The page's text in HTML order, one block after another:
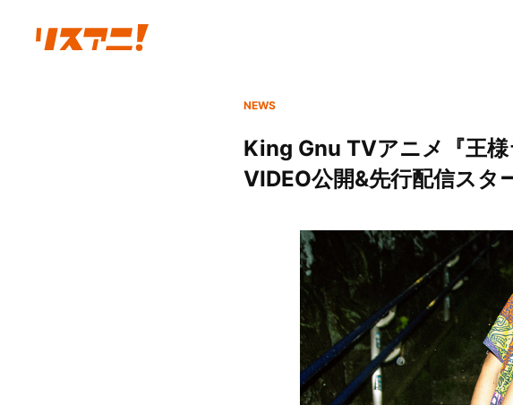
NEWS
King Gnu TVアニメ『王
VIDEO公開&先行配信スタ